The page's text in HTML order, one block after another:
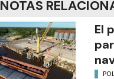
NOTAS
El